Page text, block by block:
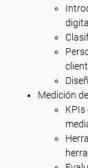
digital.
Medición
KPIs